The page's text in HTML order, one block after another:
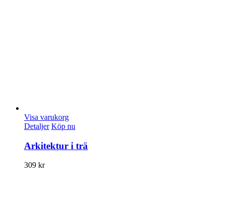
Visa varukorg
Detaljer Köp nu
Arkitektur i trä
309 kr